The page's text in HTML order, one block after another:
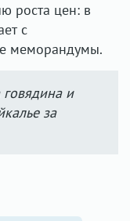
роста цен: в
с
меморандумы.
говядина и
за